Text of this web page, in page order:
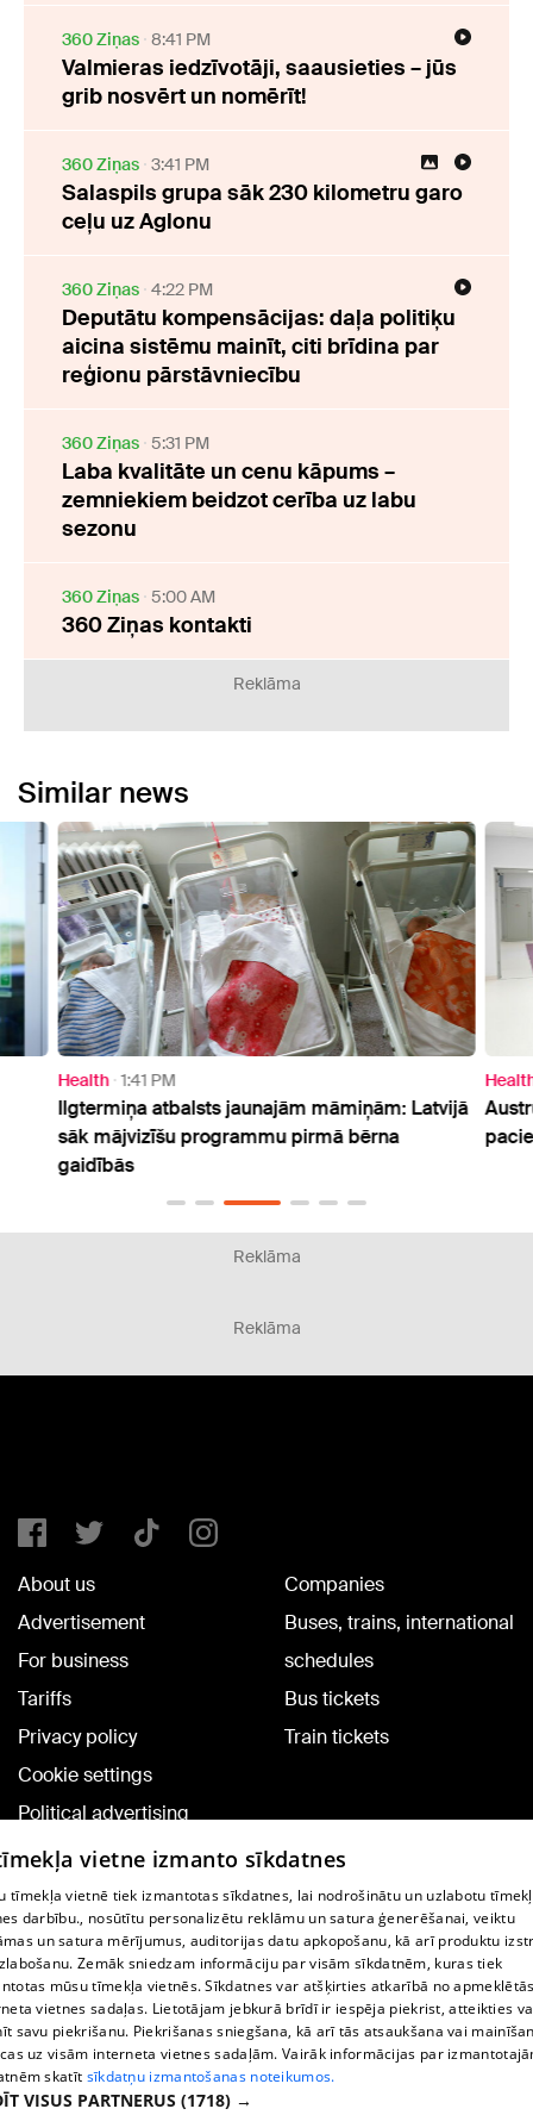
360 Ziņas 8:41 PM
Valmieras iedzīvotāji, saausieties – jūs
grib nosvērt un nomērīt!
360 Ziņas 3:41 PM
Salaspils grupa sāk 230 kilometru garo
ceļu uz Aglonu
360 Ziņas 4:22 PM
Deputātu kompensācijas: daļa politiķu
aicina sistēmu mainīt, citi brīdina par
reģionu pārstāvniecību
360 Ziņas 5:31 PM
Laba kvalitāte un cenu kāpums –
zemniekiem beidzot cerība uz labu
sezonu
360 Ziņas 5:00 AM
360 Ziņas kontakti
Reklāma
Similar news
Health 1:41 PM
Ilgtermiņa atbalsts jaunajām māmiņām: Latvijā
sāk mājvizīšu programmu pirmā bērna
gaidībās
Reklāma
Reklāma
About us
Advertisement
For business
Tariffs
Privacy policy
Cookie settings
Political advertising
Cookie policy
Commenting terms
Companies
Buses, trains, international
schedules
Bus tickets
Train tickets
TV program
Contract rules
360 Ziņu kontakti
Helio Media
vietne izmanto sīkdatnes
tīmekļa vietnē tiek izmantotas sīkdatnes, lai nodrošinātu un uzlabotu
darbību., nosūtītu personalizētu reklāmu un satura ģenerēšanai, veiktu
un satura mērījumus, auditorijas datu apkopošanu, kā arī produktu
Zemāk sniedzam informāciju par visām sīkdatnēm, kuras tiek
mūsu tīmekļa vietnēs. Sīkdatnes var atšķirties atkarībā no
vietnes sadaļas. Lietotājam jebkurā brīdī ir iespēja piekrist, atteikties
savu piekrišanu. Piekrišanas sniegšana, kā arī tās atsaukšana vai
uz visām interneta vietnes sadaļām. Vairāk informācijas par
skatīt sīkdatņu izmantošanas noteikumos.
VISUS PARTNERUS (1718) →